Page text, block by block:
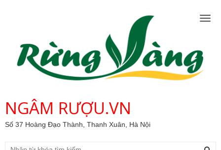
NGÂM RƯỢU.VN
Số 37 Hoàng Đạo Thành, Thanh Xuân, Hà Nội